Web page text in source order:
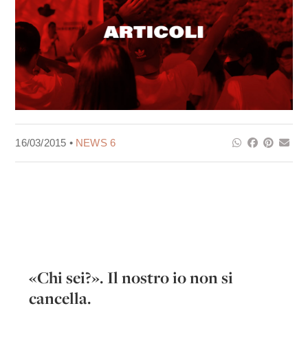
16/03/2015 • NEWS 6
«Chi sei?». Il nostro io non si
cancella.